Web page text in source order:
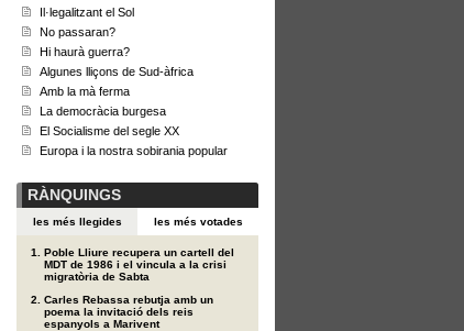
Il·legalitzant el Sol
No passaran?
Hi haurà guerra?
Algunes lliçons de Sud-àfrica
Amb la mà ferma
La democràcia burgesa
El Socialisme del segle XX
Europa i la nostra sobirania popular
RÀNQUINGS
les més llegides les més votades
Poble Lliure recupera un cartell del
MDT de 1986 i el vincula a la crisi
migratòria de Sabta
Carles Rebassa rebutja amb un
poema la invitació dels reis
espanyols a Marivent